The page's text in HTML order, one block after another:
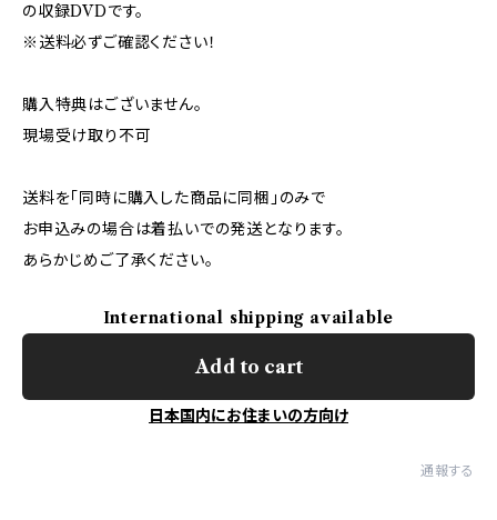
の収録DVDです。
※送料必ずご確認ください！
購入特典はございません。
現場受け取り不可
送料を「同時に購入した商品に同梱」のみで
お申込みの場合は着払いでの発送となります。
あらかじめご了承ください。
International shipping available
Add to cart
日本国内にお住まいの方向け
通報する